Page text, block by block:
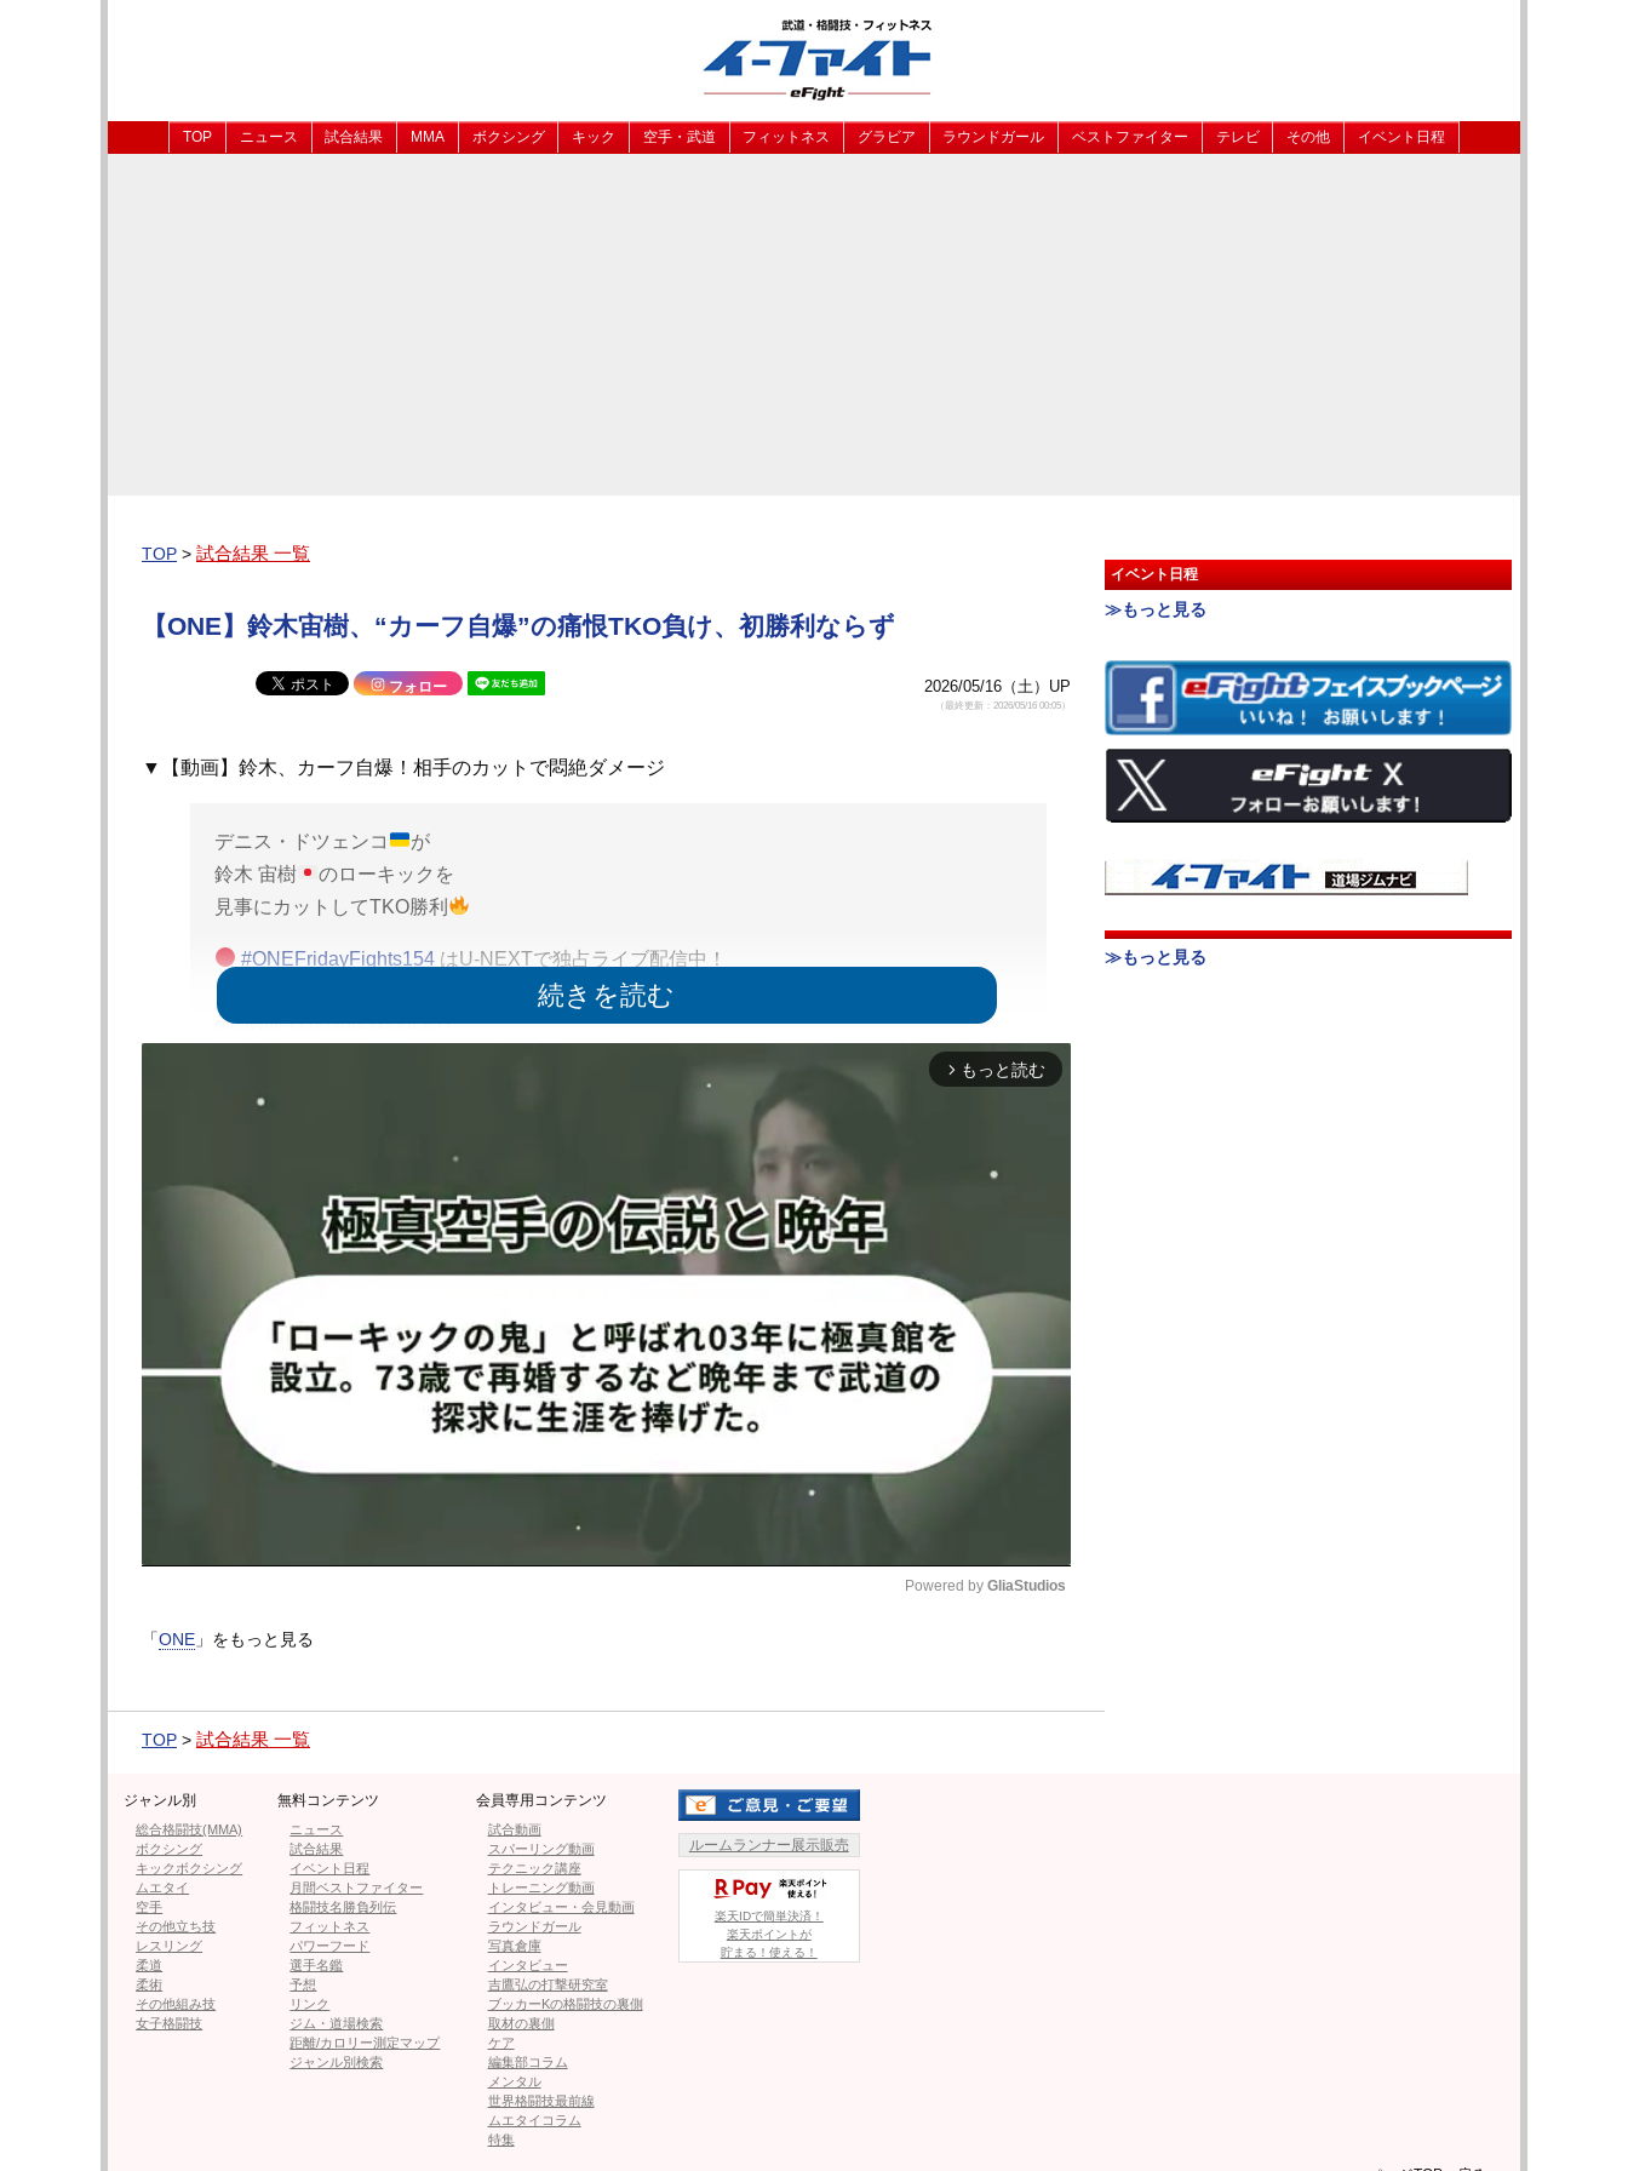
TOP ニュース 試合結果 MMA ボクシング キック 空手・武道 フィットネス グラビア ラウンドガール ベストファイター テレビ その他 イベント日程
TOP > 試合結果 一覧
【ONE】鈴木宙樹、“カーフ自爆”の痛恨TKO負け、初勝利ならず
フォロー 2026/05/16（土）UP
（最終更新：2026/05/16 00:05）
▼【動画】鈴木、カーフ自爆！相手のカットで悶絶ダメージ
デニス・ドツェンコ
が
鈴木 宙樹
のローキックを
見事にカットしてTKO勝利
#ONEFridayFights154 はU-NEXTで独占ライブ配信中！
@UNEXT_fight #WeAreONE
pic.twitter.com/0pSxfogQLH
◀︎鈴木宙樹、“カーフ自爆”の痛恨TKO負け
1 2
≪ 前のページへ 次のページへ ≫
フォロー
●編集部オススメ
・【動画】鈴木、カーフ自爆！相手のカットで悶絶ダメージ
・武尊、RIZIN榊原代表に引退報告「業界の垣根を壊す」がっちり握手
5.28 GOAT
この記事が気に入ったら
いいね！しよう
最新情報をお届けします
TwitterでeFight（イーファイト）格闘技情報をフォローしよう！
インスタグラムでeFight（イーファイト）格闘技情報をフォローしよう！
arrow_forward_ios もっと読む
Powered by GliaStudios
「ONE 」をもっと見る
TOP > 試合結果 一覧
イベント日程
≫もっと見る
≫もっと見る
ジャンル別
総合格闘技(MMA)
ボクシング
キックボクシング
ムエタイ
空手
その他立ち技
レスリング
柔道
柔術
その他組み技
女子格闘技
無料コンテンツ
ニュース
試合結果
イベント日程
月間ベストファイター
格闘技名勝負列伝
フィットネス
パワーフード
選手名鑑
予想
リンク
ジム・道場検索
距離/カロリー測定マップ
ジャンル別検索
会員専用コンテンツ
試合動画
スパーリング動画
テクニック講座
トレーニング動画
インタビュー・会見動画
ラウンドガール
写真倉庫
インタビュー
吉鷹弘の打撃研究室
ブッカーKの格闘技の裏側
取材の裏側
ケア
編集部コラム
メンタル
世界格闘技最前線
ムエタイコラム
特集
ルームランナー展示販売
楽天IDで簡単決済！
楽天ポイントが
貯まる！使える！